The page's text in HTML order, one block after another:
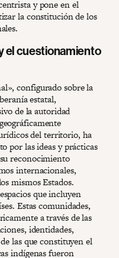
y pone en el
la constitución de los
el cuestionamiento
configurado sobre la
estatal,
de la autoridad
del territorio, ha
por las ideas y prácticas
reconocimiento
internacionales,
mismos Estados.
que incluyen
Estas comunidades,
a través de las
identidades,
las que constituyen el
indígenas fueron